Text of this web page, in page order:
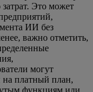
Это может
ИИ без
важно отметить,
могут
на платный план,
функциям или